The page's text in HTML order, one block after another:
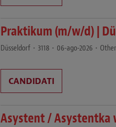
Praktikum (m/w/d) |
Düsseldorf • 3118 • 06-ago-2026 •
CANDIDATI
Asystent / Asystentka